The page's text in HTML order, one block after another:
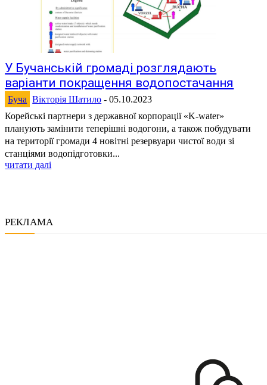
У Бучанській громаді розглядають
варіанти покращення водопостачання
Буча Вікторія Шатило - 05.10.2023
Корейські партнери з державної корпорації «K-water»
планують замінити теперішні водогони, а також побудувати
на території громади 4 новітні резервуари чистої води зі
станціями водопідготовки...
читати далі
РЕКЛАМА